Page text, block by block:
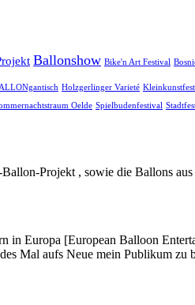
Ballonshow Bike'n Art Festival
Holzgerlinger Varieté Kleinkunstfest
Oelde Spielbudenfestival
Projekt , sowie die Ballons
in Europa [European Balloon
Mal aufs Neue mein Publikum zu